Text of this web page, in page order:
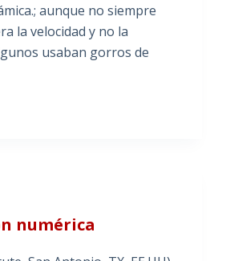
aunque no siempre
la velocidad y no la
usaban gorros de
numérica